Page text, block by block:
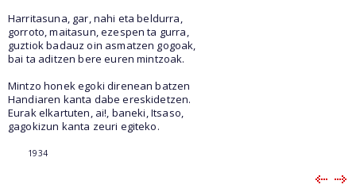
Harritasuna, gar, nahi eta beldurra,
gorroto, maitasun, ezespen ta gurra,
guztiok badauz oin asmatzen gogoak,
bai ta aditzen bere euren mintzoak.
Mintzo honek egoki direnean batzen
Handiaren kanta dabe ereskidetzen.
Eurak elkartuten, ai!, baneki, Itsaso,
gagokizun kanta zeuri egiteko.
1934